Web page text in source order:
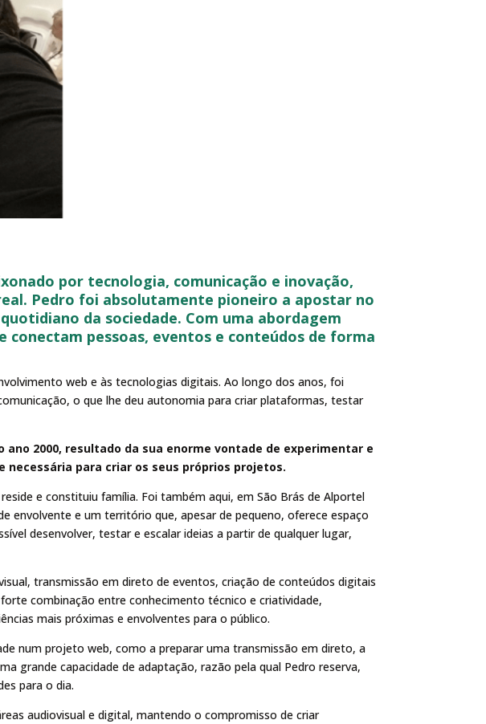
por tecnologia, comunicação e inovação,
Pedro foi absolutamente pioneiro a apostar no
da sociedade. Com uma abordagem
pessoas, eventos e conteúdos de forma
web e às tecnologias digitais. Ao longo dos anos, foi
o que lhe deu autonomia para criar plataformas, testar
2000, resultado da sua enorme vontade de experimentar e
necessária para criar os seus próprios projetos.
e constituiu família. Foi também aqui, em São Brás de Alportel
envolvente e um território que, apesar de pequeno, oferece espaço
desenvolver, testar e escalar ideias a partir de qualquer lugar,
transmissão em direto de eventos, criação de conteúdos digitais
combinação entre conhecimento técnico e criatividade,
mais próximas e envolventes para o público.
num projeto web, como a preparar uma transmissão em direto, a
grande capacidade de adaptação, razão pela qual Pedro reserva,
para o dia.
audiovisual e digital, mantendo o compromisso de criar